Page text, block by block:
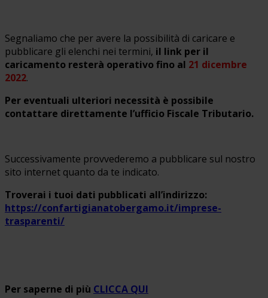
Segnaliamo che per avere la possibilità di caricare e
pubblicare gli elenchi nei termini, il link per il
caricamento resterà operativofino al 21 dicembre
2022.
Per eventuali ulteriori necessità è possibile
contattare direttamente l’ufficio Fiscale Tributario.
Successivamente provvederemo a pubblicare sul nostro
sito internet quanto da te indicato.
Troverai i tuoi dati pubblicati all’indirizzo:
https://confartigianatobergamo.it/imprese-
trasparenti/
Per saperne di più CLICCA QUI